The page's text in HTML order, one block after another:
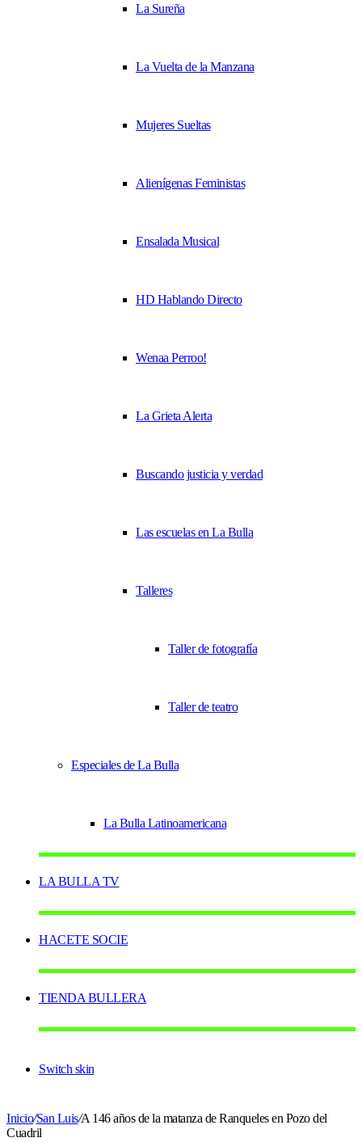
La Sureña
La Vuelta de la Manzana
Mujeres Sueltas
Alienígenas Feministas
Ensalada Musical
HD Hablando Directo
Wenaa Perroo!
La Grieta Alerta
Buscando justicia y verdad
Las escuelas en La Bulla
Talleres
Taller de fotografía
Taller de teatro
Especiales de La Bulla
La Bulla Latinoamericana
LA BULLA TV
HACETE SOCIE
TIENDA BULLERA
Switch skin
Inicio/San Luis/A 146 años de la matanza de Ranqueles en Pozo del
Cuadril